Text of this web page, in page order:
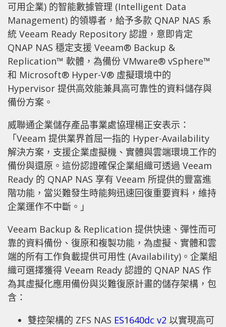
可用企業) 的智能數據管理 (Intelligent Data
Management) 的領導者，給予多款 QNAP NAS 系
統 Veeam Ready Repository 認證，意即肯定
QNAP NAS 穩定支援 Veeam® Backup &
Replication™ 軟體，為備份 VMware® vSphere™
和 Microsoft® Hyper-V® 虛擬環境中的
Hypervisor 提供高效能兼具高可靠性的資料儲存與
備份方案。
威聯通企業儲存產品事業處協理楊正安表示：
「Veeam 提供業界首屈一指的 Hyper-Availability
解決方案，支援企業虛擬機、實體與雲端環境工作的
備份與還原。這份認證確保企業組織可透過 Veeam
Ready 的 QNAP NAS 享有 Veeam 所提供的豐富進
階功能，當災難發生時能夠迅速回復重要資料，維持
企業運作不中斷。」
Veeam Backup & Replication 提供快速、彈性而可
靠的資料備份、復原和複製功能，為虛擬、實體和雲
端的所有工作負載提供可用性 (Availability)。企業組
織可選擇獲得 Veeam Ready 認證的 QNAP NAS 作
為其虛擬化應用備份與災難復原計畫的儲存架構，包
含：
雙控架構的 ZFS NAS ES1640dc v2 以實現高可